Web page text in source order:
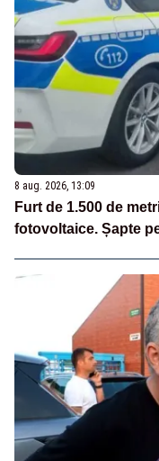
8 aug. 2026, 13:09
Furt de 1.500 de
fotovoltaice. Șapte